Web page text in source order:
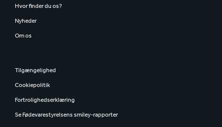
Hvor finder du os?
Nyheder
Om os
Tilgængelighed
Cookiepolitik
Fortrolighedserklæring
Se Fødevarestyrelsens smiley-rapporter